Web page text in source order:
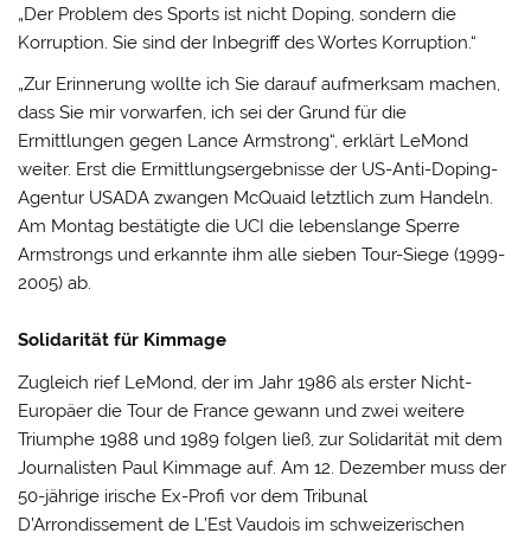
„Der Problem des Sports ist nicht Doping, sondern die
Korruption. Sie sind der Inbegriff des Wortes Korruption.“
„Zur Erinnerung wollte ich Sie darauf aufmerksam machen,
dass Sie mir vorwarfen, ich sei der Grund für die
Ermittlungen gegen Lance Armstrong“, erklärt LeMond
weiter. Erst die Ermittlungsergebnisse der US-Anti-Doping-
Agentur USADA zwangen McQuaid letztlich zum Handeln.
Am Montag bestätigte die UCI die lebenslange Sperre
Armstrongs und erkannte ihm alle sieben Tour-Siege (1999-
2005) ab.
Solidarität für Kimmage
Zugleich rief LeMond, der im Jahr 1986 als erster Nicht-
Europäer die Tour de France gewann und zwei weitere
Triumphe 1988 und 1989 folgen ließ, zur Solidarität mit dem
Journalisten Paul Kimmage auf. Am 12. Dezember muss der
50-jährige irische Ex-Profi vor dem Tribunal
D’Arrondissement de L’Est Vaudois im schweizerischen